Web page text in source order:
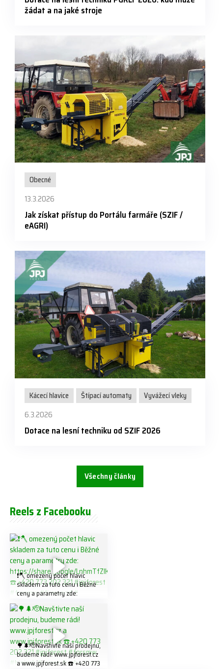
žádat a na jaké stroje
Obecné
13.3.2026
Jak získat přístup do Portálu farmáře (SZIF /
eAGRI)
Kácecí hlavice Štípací automaty
Vyvážecí vleky
6.3.2026
Dotace na lesní techniku od SZIF 2026
Všechny články
Reels z Facebooku
❗️🪓 omezený počet hlavic
skladem za tuto cenu ℹ️ Běžné
ceny a parametry zde:
K8W5t7i6o ☎️ +420 773 202
321 #jpjforest #forsmw
#firewood #
🌳🌲🫡Navštivte naší prodejnu,
budeme rádi! www.jpjforest.cz
a www.jpjforest.sk ☎️ +420 773